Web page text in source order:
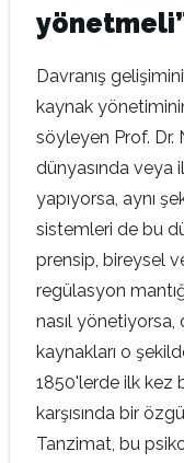
Davranış
kaynak
söyleyen Prof. Dr.
dünyasında veya
yapıyorsa, aynı
sistemleri de bu
prensip, bireysel
regülasyon
nasıl
kaynakları o
1850'lerde ilk kez
karşısında bir
Tanzimat, bu